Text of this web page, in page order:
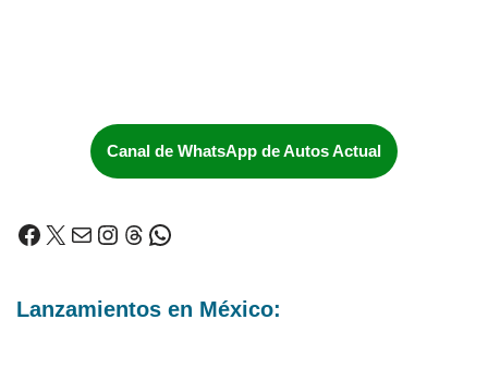
Canal de WhatsApp de Autos Actual
Lanzamientos en México: